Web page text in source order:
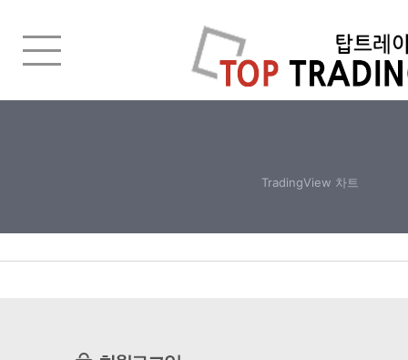
TradingView 차트